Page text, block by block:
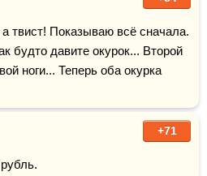
твист! Показываю всё сначала.
будто давите окурок... Второй
ноги... Теперь оба окурка
+71